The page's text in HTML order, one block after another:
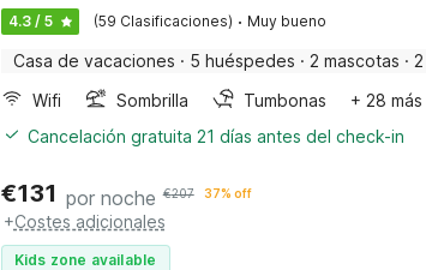
4.3 / 5 (59 Clasificaciones) · Muy bueno
Casa de vacaciones · 5 huéspedes · 2 mascotas ·
Wifi
Sombrilla Tumbonas
+ 28 más
Cancelación gratuita 21 días antes del check-in
€131 por noche €207 37% off
+Costes adicionales
Kids zone available